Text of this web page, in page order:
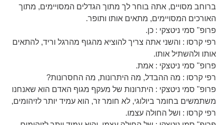
ברוחב מסויים, אתה בוחר לך מתוך הגדלים המסויימים, מתוך
האורכים המסויימים, מתאים אותו ותופר.
פרופ" סמי ניטצקי : כן.
רפי קרסו : והשני אתה צריך להוציא מהגוף מהרגל וריד, להתאים
אותו ולהשתיל אותו.
פרופ" סמי ניטצקי : אמת.
רפי קרסו : מה ההבדל, מה היתרונות, מה החסרונות?
פרופ" סמי ניטצקי : היתרונות של מעקף מגוף האדם הוא שאנחנו
משתמשים בחומר ביולוגי, לא חומר זר, הוא עמיד יותר לזיהומים,
רפי קרסו : ושל החולה עצמו.